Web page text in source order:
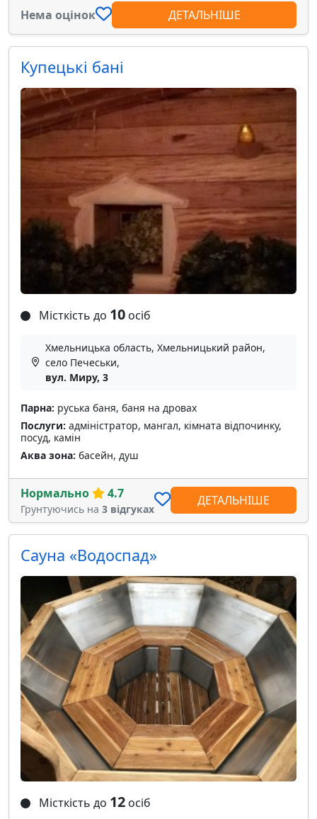
Нема оцінок ДЕТАЛЬНІШЕ
Купецькі бані
Місткість до 10 осіб
Хмельницька область, Хмельницький район,
село Печеськи,
вул. Миру, 3
Парна: руська баня, баня на дровах
Послуги: адміністратор, мангал, кімната відпочинку,
посуд, камін
Аква зона: басейн, душ
Нормально 4.7
Грунтуючись на 3 відгуках
ДЕТАЛЬНІШЕ
Сауна «Водоспад»
Місткість до 12 осіб